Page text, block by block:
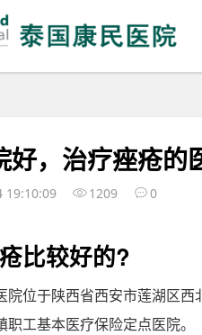
，治疗痤疮的
19:10:09 1209 0
比较好的?
院位于陕西省西安市莲湖区
工基本医疗保险定点医院。